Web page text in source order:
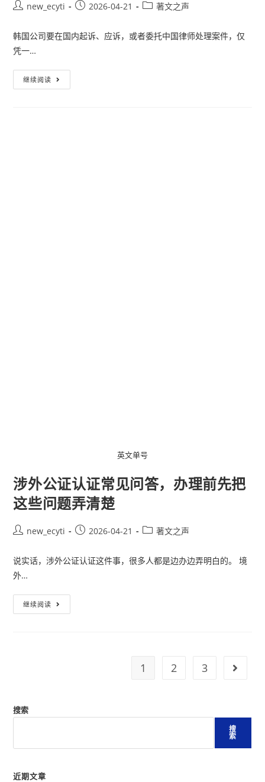
new_ecyti 2026-04-21 著文之声
韩国公司要在国内起诉、应诉，或者委托中国律师处理案件，仅
凭一…
继续阅读
英文单号
涉外公证认证常见问答，办理前先把
这些问题弄清楚
new_ecyti 2026-04-21 著文之声
说实话，涉外公证认证这件事，很多人都是边办边弄明白的。 境
外…
继续阅读
1 2 3
搜索
搜
索
近期文章